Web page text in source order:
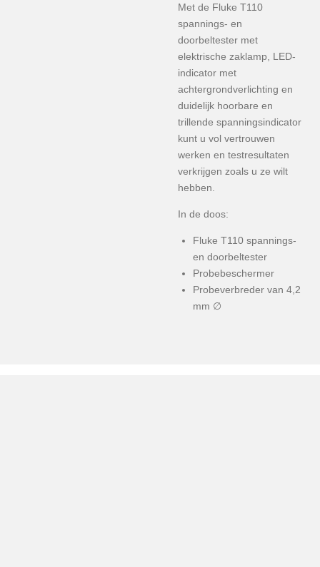
Met de Fluke T110
spannings- en
doorbeltester met
elektrische zaklamp, LED-
indicator met
achtergrondverlichting en
duidelijk hoorbare en
trillende spanningsindicator
kunt u vol vertrouwen
werken en testresultaten
verkrijgen zoals u ze wilt
hebben.
In de doos:
Fluke T110 spannings-
en doorbeltester
Probebeschermer
Probeverbreder van 4,2
mm ∅